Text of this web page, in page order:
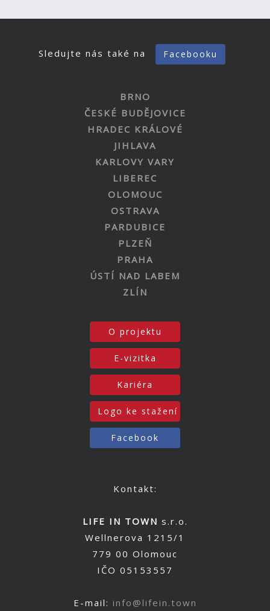
Sledujte nás také na Facebooku
BRNO
ČESKÉ BUDĚJOVICE
HRADEC KRÁLOVÉ
JIHLAVA
KARLOVY VARY
LIBEREC
OLOMOUC
OSTRAVA
PARDUBICE
PLZEŇ
PRAHA
ÚSTÍ NAD LABEM
ZLÍN
O projektu
E-vizitka
Kariéra
Logo ke stažení
Facebook
Kontakt:
LIFE IN TOWN s.r.o.
Wellnerova 1215/1
779 00 Olomouc
IČO 05153557
E-mail: info@lifein.town